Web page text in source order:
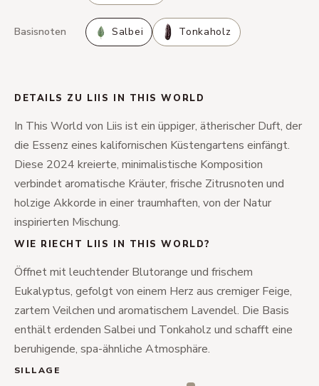
Basisnoten Salbei Tonkaholz
DETAILS ZU LIIS IN THIS WORLD
In This World von Liis ist ein üppiger, ätherischer Duft, der
die Essenz eines kalifornischen Küstengartens einfängt.
Diese 2024 kreierte, minimalistische Komposition
verbindet aromatische Kräuter, frische Zitrusnoten und
holzige Akkorde in einer traumhaften, von der Natur
inspirierten Mischung.
WIE RIECHT LIIS IN THIS WORLD?
Öffnet mit leuchtender Blutorange und frischem
Eukalyptus, gefolgt von einem Herz aus cremiger Feige,
zartem Veilchen und aromatischem Lavendel. Die Basis
enthält erdenden Salbei und Tonkaholz und schafft eine
beruhigende, spa-ähnliche Atmosphäre.
SILLAGE